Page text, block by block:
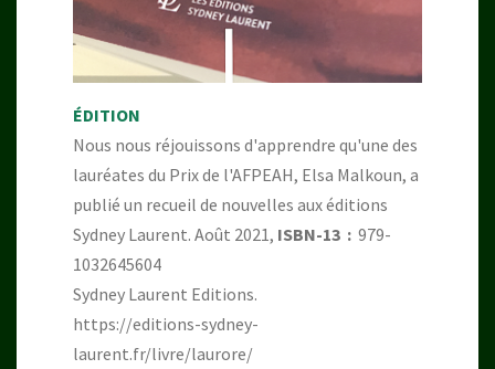
ÉDITION
Nous nous réjouissons d'apprendre qu'une des
lauréates du Prix de l'AFPEAH, Elsa Malkoun, a
publié un recueil de nouvelles aux éditions
Sydney Laurent. Août 2021,
ISBN-13 ‏ : ‎ 979-
1032645604
Sydney Laurent Editions.
https://editions-sydney-
laurent.fr/livre/laurore/